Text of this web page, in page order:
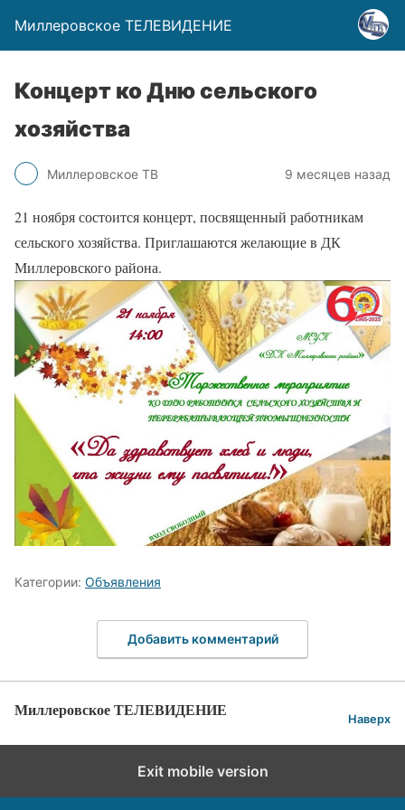
Миллеровское ТЕЛЕВИДЕНИЕ
Концерт ко Дню сельского
хозяйства
Миллеровское ТВ 9 месяцев назад
21 ноября состоится концерт, посвященный работникам
сельского хозяйства. Приглашаются желающие в ДК
Миллеровского района.
Категории: Объявления
Добавить комментарий
Миллеровское ТЕЛЕВИДЕНИЕ Наверх
Exit mobile version